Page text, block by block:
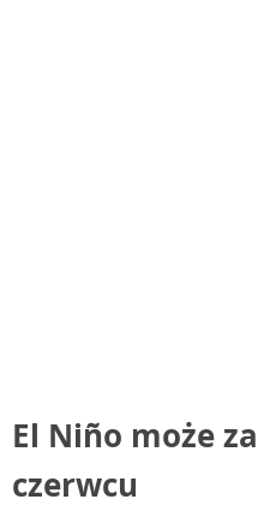
El Niño może
czerwcu